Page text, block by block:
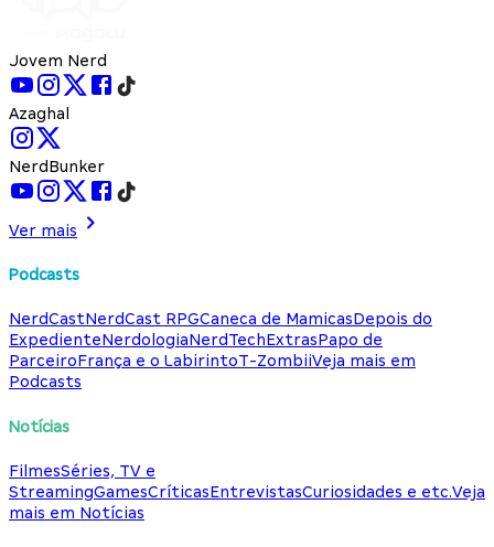
Jovem Nerd
Azaghal
NerdBunker
Ver mais
Podcasts
NerdCastNerdCast RPGCaneca de MamicasDepois do
ExpedienteNerdologiaNerdTechExtrasPapo de
ParceiroFrança e o LabirintoT-ZombiiVeja mais em
Podcasts
Notícias
FilmesSéries, TV e
StreamingGamesCríticasEntrevistasCuriosidades e etc.Veja
mais em Notícias